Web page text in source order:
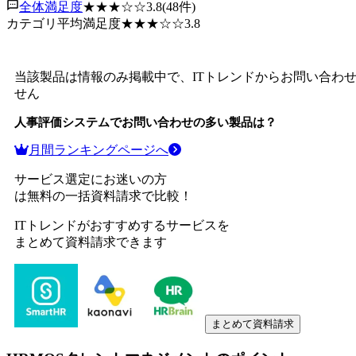
全体満足度★★★☆☆3.8(48件)
カテゴリ平均満足度★★★☆☆3.8
当該製品は情報のみ掲載中で、ITトレンドからお問い合わ
せん
人事評価システムでお問い合わせの多い製品は？
月間ランキングページへ
サービス選定にお迷いの方
は無料の一括資料請求で比較！
ITトレンドがおすすめするサービスを
まとめて資料請求できます
まとめて資料請求